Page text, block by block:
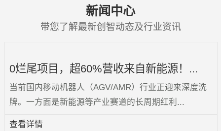
新闻中心
带您了解最新创智动态及行业资讯